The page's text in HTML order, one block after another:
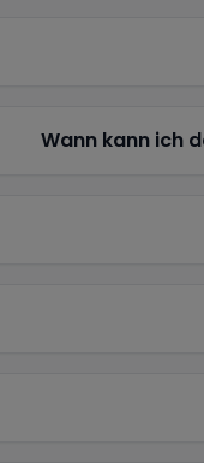
Wann kann ich